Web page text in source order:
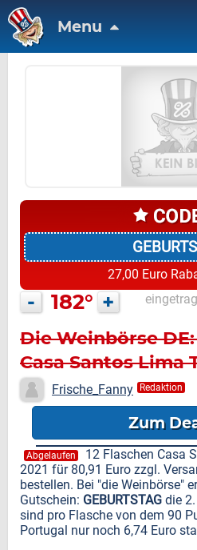
Menu
27,00 Euro
- 182° +
Die Weinbörse DE:
Casa Santos Lima
für 80,91 Euro
Frische_Fanny Redaktion
Zum
Abgelaufen
12 Flaschen Casa
2021 für 80,91 Euro zzgl.
bestellen. Bei "die Weinbörse"
Gutschein: GEBURTSTAG die
sind pro Flasche von dem 90
Portugal nur noch 6,74 Euro